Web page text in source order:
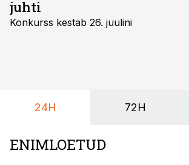
juhti
Konkurss kestab 26. juulini
24H 72H
ENIMLOETUD